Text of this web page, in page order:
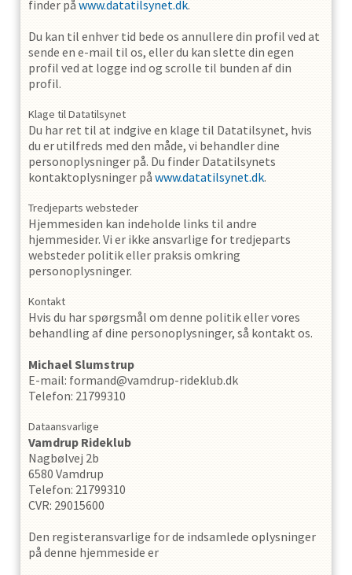
finder på www.datatilsynet.dk.
Du kan til enhver tid bede os annullere din profil ved at
sende en e-mail til os, eller du kan slette din egen
profil ved at logge ind og scrolle til bunden af din
profil.
Klage til Datatilsynet
Du har ret til at indgive en klage til Datatilsynet, hvis
du er utilfreds med den måde, vi behandler dine
personoplysninger på. Du finder Datatilsynets
kontaktoplysninger på www.datatilsynet.dk.
Tredjeparts websteder
Hjemmesiden kan indeholde links til andre
hjemmesider. Vi er ikke ansvarlige for tredjeparts
websteder politik eller praksis omkring
personoplysninger.
Kontakt
Hvis du har spørgsmål om denne politik eller vores
behandling af dine personoplysninger, så kontakt os.
MichaelSlumstrup
E-mail: formand@vamdrup-rideklub.dk
Telefon: 21799310
Dataansvarlige
Vamdrup Rideklub
Nagbølvej 2b
6580 Vamdrup
Telefon: 21799310
CVR: 29015600
Den registeransvarlige for de indsamlede oplysninger
på denne hjemmeside er